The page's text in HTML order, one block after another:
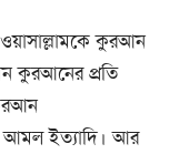
ওয়াসাল্লামকে কুরআন
কুরআনের প্রতি
আমল ইত্যাদি। আর